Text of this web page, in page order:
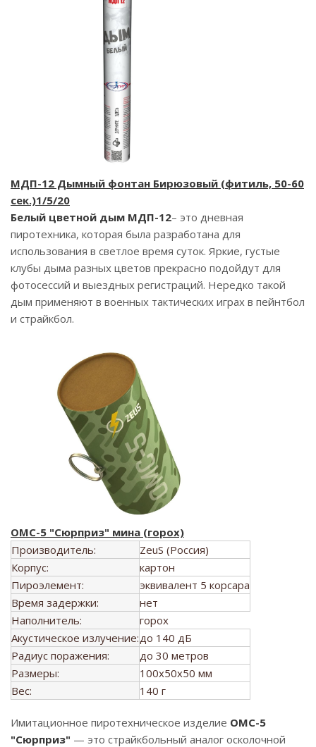
МДП-12 Дымный фонтан Бирюзовый (фитиль, 50-60
сек.)1/5/20
Белый цветной дым МДП-12– это дневная
пиротехника, которая была разработана для
использования в светлое время суток. Яркие, густые
клубы дыма разных цветов прекрасно подойдут для
фотосессий и выездных регистраций. Нередко такой
дым применяют в военных тактических играх в пейнтбол
и страйкбол.
ОМС-5 "Сюрприз" мина (горох)
Производитель:
ZeuS (Россия)
Корпус:
картон
Пироэлемент:
эквивалент 5 корсара
Время задержки:
нет
Наполнитель:
горох
Акустическое излучение:до 140 дБ
Радиус поражения:
до 30 метров
Размеры:
100x50x50 мм
Вес:
140 г
Имитационное пиротехническое изделие ОМС-5
"Сюрприз" — это страйкбольный аналог осколочной